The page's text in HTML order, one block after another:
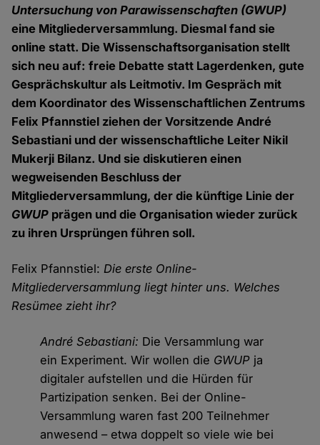
Untersuchung von Parawissenschaften (GWUP)
eine Mitgliederversammlung. Diesmal fand sie
online statt. Die Wissenschaftsorganisation stellt
sich neu auf: freie Debatte statt Lagerdenken, gute
Gesprächskultur als Leitmotiv. Im Gespräch mit
dem Koordinator des Wissenschaftlichen Zentrums
Felix Pfannstiel ziehen der Vorsitzende André
Sebastiani und der wissenschaftliche Leiter Nikil
Mukerji Bilanz. Und sie diskutieren einen
wegweisenden Beschluss der
Mitgliederversammlung, der die künftige Linie der
GWUP prägen und die Organisation wieder zurück
zu ihren Ursprüngen führen soll.
Felix Pfannstiel:Die erste Online-
Mitgliederversammlung liegt hinter uns. Welches
Resümee zieht ihr?
André Sebastiani: Die Versammlung war
ein Experiment. Wir wollen die GWUP ja
digitaler aufstellen und die Hürden für
Partizipation senken. Bei der Online-
Versammlung waren fast 200 Teilnehmer
anwesend – etwa doppelt so viele wie bei